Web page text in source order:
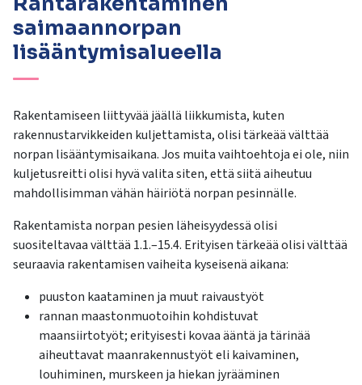
saimaannorpan
lisääntymisalueella
Rakentamiseen liittyvää jäällä liikkumista, kuten
rakennustarvikkeiden kuljettamista, olisi tärkeää välttää
norpan lisääntymisaikana. Jos muita vaihtoehtoja ei ole, niin
kuljetusreitti olisi hyvä valita siten, että siitä aiheutuu
mahdollisimman vähän häiriötä norpan pesinnälle.
Rakentamista norpan pesien läheisyydessä olisi
suositeltavaa välttää 1.1.–15.4. Erityisen tärkeää olisi välttää
seuraavia rakentamisen vaiheita kyseisenä aikana:
puuston kaataminen ja muut raivaustyöt
rannan maastonmuotoihin kohdistuvat
maansiirtotyöt; erityisesti kovaa ääntä ja tärinää
aiheuttavat maanrakennustyöt eli kaivaminen,
louhiminen, murskeen ja hiekan jyrääminen